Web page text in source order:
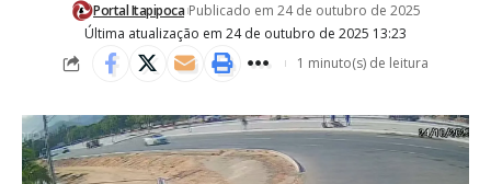
Última atualização em 24 de outubro de 2025 13:23
Portal Itapipoca Publicado em 24 de outubro de 2025
1 minuto(s) de leitura